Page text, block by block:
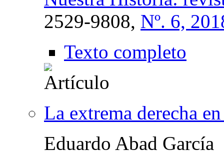
2529-9808, Nº. 6,
Texto completo
La extrema derecha
Eduardo Abad García